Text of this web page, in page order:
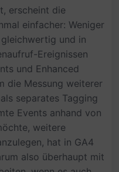
erscheint die
einfacher: Weniger
und in
Ereignissen
und Enhanced
die Messung weiterer
separates Tagging
Events anhand von
weitere
hat in GA4
also überhaupt mit